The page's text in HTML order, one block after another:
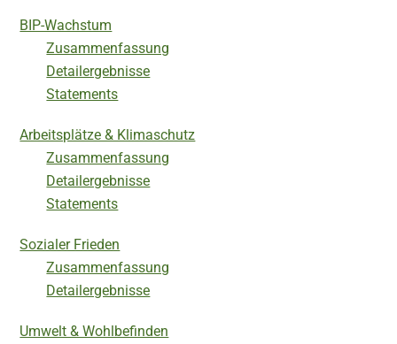
BIP-Wachstum
Zusammenfassung
Detailergebnisse
Statements
Arbeitsplätze & Klimaschutz
Zusammenfassung
Detailergebnisse
Statements
Sozialer Frieden
Zusammenfassung
Detailergebnisse
Umwelt & Wohlbefinden